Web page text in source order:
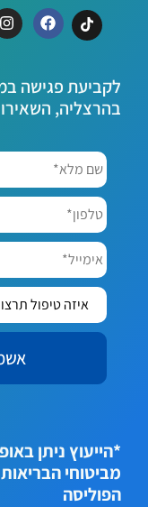
לקביעת פגישה
בהרצליה,
שם
מלא* *
טלפון*
אימייל*
איזה
טיפול
תרצו?
*הייעוץ ניתן
מביטוחי
הפוליסה